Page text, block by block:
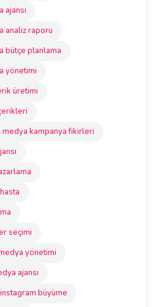
analiz raporu
bütçe planlama
yönetimi
üretimi
kampanya fikirleri
seçimi
yönetimi
ajansı
instagram büyüme